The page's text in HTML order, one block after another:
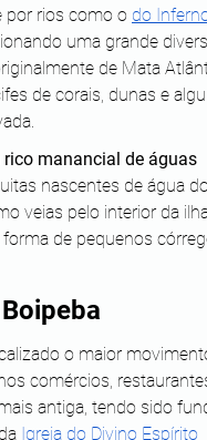
por rios como o do
uma grande
de Mata
de corais, dunas e
manancial de águas
nascentes de água
veias pelo interior da
de pequenos
o maior
comércios,
antiga, tendo sido
Igreja do Divino Espírito